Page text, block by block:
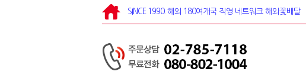
SINCE 1990. 해외 180여개국 직영 네트워크 해외꽃배달